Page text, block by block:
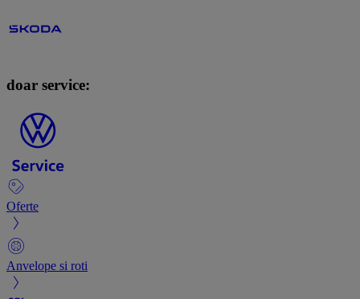
doar service:
Oferte
Anvelope si roti